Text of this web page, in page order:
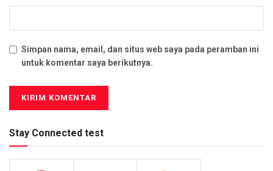
Simpan nama, email, dan situs web saya pada peramban ini
untuk komentar saya berikutnya.
Stay Connected test